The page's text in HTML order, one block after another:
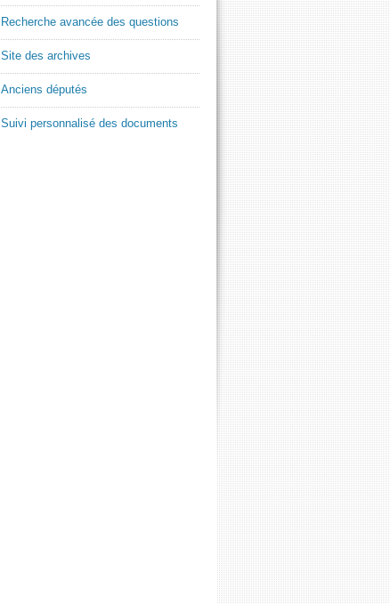
Recherche avancée des questions
Site des archives
Anciens députés
Suivi personnalisé des documents